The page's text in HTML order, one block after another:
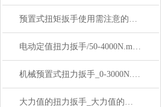
预置式扭矩扳手使用需注意的九大事项
电动定值扭力扳手/50-4000N.m可调式电动定值扭力扳手价格
机械预置式扭力扳手_0-3000N.m手动式预置扭力扳手价格
大力值的扭力扳手_大力值的数显扭力扳手价格